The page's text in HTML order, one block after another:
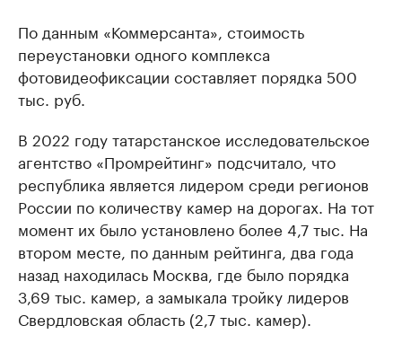
По данным «Коммерсанта», стоимость
переустановки одного комплекса
фотовидеофиксации составляет порядка 500
тыс. руб.
В 2022 году татарстанское исследовательское
агентство «Промрейтинг» подсчитало, что
республика является лидером среди регионов
России по количеству камер на дорогах. На тот
момент их было установлено более 4,7 тыс. На
втором месте, по данным рейтинга, два года
назад находилась Москва, где было порядка
3,69 тыс. камер, а замыкала тройку лидеров
Свердловская область (2,7 тыс. камер).